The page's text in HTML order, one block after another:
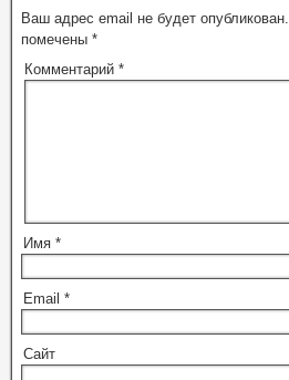
Ваш адрес email не будет опубликован.
помечены *
Комментарий *
Имя *
Email *
Сайт